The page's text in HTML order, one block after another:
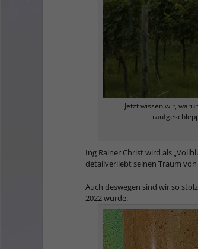
Jetzt wissen wir,
Ing Rainer Christ wird als
detailverliebt seinen Traum
Auch deswegen sind wir so
2022 wurde.